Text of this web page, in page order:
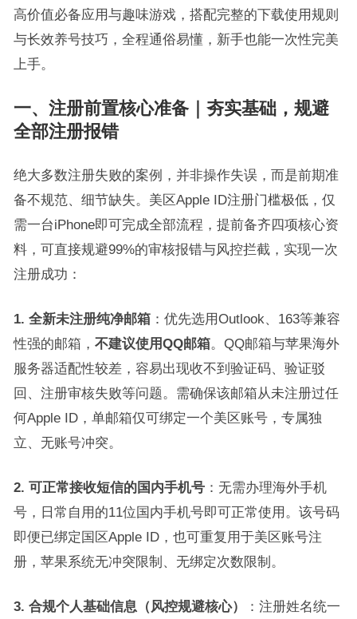
高价值必备应用与趣味游戏，搭配完整的下载使用规则
与长效养号技巧，全程通俗易懂，新手也能一次性完美
上手。
一、注册前置核心准备｜夯实基础，规避
全部注册报错
绝大多数注册失败的案例，并非操作失误，而是前期准
备不规范、细节缺失。美区Apple ID注册门槛极低，仅
需一台iPhone即可完成全部流程，提前备齐四项核心资
料，可直接规避99%的审核报错与风控拦截，实现一次
注册成功：
1. 全新未注册纯净邮箱：优先选用Outlook、163等兼容
性强的邮箱， 不建议使用QQ邮箱。QQ邮箱与苹果海外
服务器适配性较差，容易出现收不到验证码、验证驳
回、注册审核失败等问题。需确保该邮箱从未注册过任
何Apple ID，单邮箱仅可绑定一个美区账号，专属独
立、无账号冲突。
2. 可正常接收短信的国内手机号：无需办理海外手机
号，日常自用的11位国内手机号即可正常使用。该号码
即便已绑定国区Apple ID，也可重复用于美区账号注
册，苹果系统无冲突限制、无绑定次数限制。
3. 合规个人基础信息（风控规避核心）
：注册姓名统一